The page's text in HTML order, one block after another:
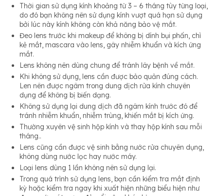
Thời gian sử dụng kính khoảng từ 3 – 6 tháng tùy từng loại,
do đó bạn không nên sử dụng kính vượt quá hạn sử dụng
bởi lúc này kính không còn khả năng bảo vệ mắt.
Đeo lens trước khi makeup để không bị dính bụi phấn, chì
kẻ mắt, mascara vào lens, gây nhiễm khuẩn và kích ứng
mắt.
Lens không nên dùng chung để tránh lây bệnh về mắt.
Khi không sử dụng, lens cần được bảo quản đúng cách.
Len nên được ngâm trong dung dịch rửa kính chuyên
dụng để không bị biến dạng.
Không sử dụng lại dung dịch đã ngâm kính trước đó để
tránh nhiễm khuẩn, nhiễm trùng, khiến mắt bị kích ứng.
Thường xuyên vệ sinh hộp kính và thay hộp kính sau mỗi
tháng..
Lens cũng cần được vệ sinh bằng nước rửa chuyên dụng,
không dùng nước lọc hay nước máy.
Loại lens dùng 1 lần không nên sử dụng lại.
Trong quá trình sử dụng lens, bạn cần kiểm tra mắt định
kỳ hoặc kiểm tra ngay khi xuất hiện những biểu hiện như